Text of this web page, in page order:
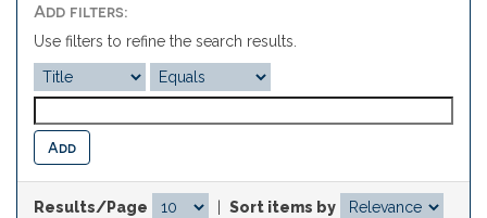
Add filters:
Use filters to refine the search results.
Results/Page
Sort items by